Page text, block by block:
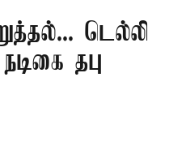
டெல்லி
தபு